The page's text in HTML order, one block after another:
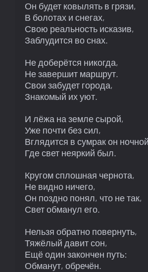
Он будет ковылять в грязи,
В болотах и снегах,
Свою реальность исказив,
Заблудится во снах.
Не доберётся никогда,
Не завершит маршрут.
Свои забудет города,
Знакомый их уют.
И лёжа на земле сырой,
Уже почти без сил,
Вглядится в сумрак он
Где свет неяркий был.
Кругом сплошная чернота,
Не видно ничего,
Он поздно понял, что не так,
Свет обманул его.
Нельзя обратно повернуть,
Тяжёлый давит сон,
Ещё один закончен путь:
Обманут, обречён.